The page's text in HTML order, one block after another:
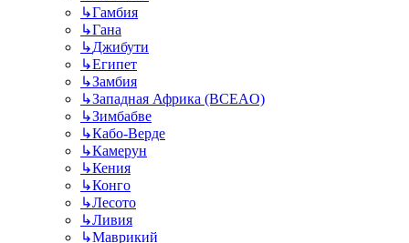
↳Гамбия
↳Гана
↳Джибути
↳Египет
↳Замбия
↳Западная Африка (BCEAO)
↳Зимбабве
↳Кабо-Верде
↳Камерун
↳Кения
↳Конго
↳Лесото
↳Ливия
↳Маврикий